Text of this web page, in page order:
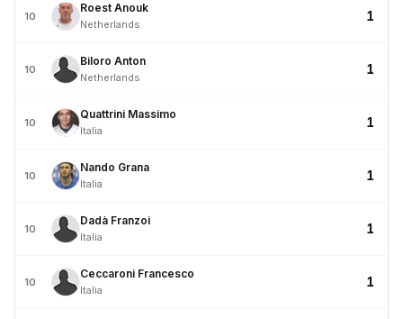
10
Roest Anouk
Netherlands
1
10
Biloro Anton
Netherlands
1
10
Quattrini Massimo
Italia
1
10
Nando Grana
Italia
1
10
Dadà Franzoi
Italia
1
10
Ceccaroni Francesco
Italia
1